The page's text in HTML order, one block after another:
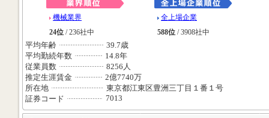
機械業界
24位 / 236社中
全上場企業
588位 / 3908社中
平均年齢
39.7歳
平均勤続年数
14.8年
従業員数
8256人
推定生涯賃金
2億7740万
所在地
東京都江東区豊洲三丁目１番１号
証券コード
7013